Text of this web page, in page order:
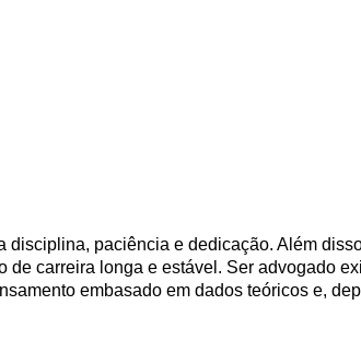
disciplina, paciência e dedicação. Além
de carreira longa e estável. Ser advogado
embasado em dados teóricos e,